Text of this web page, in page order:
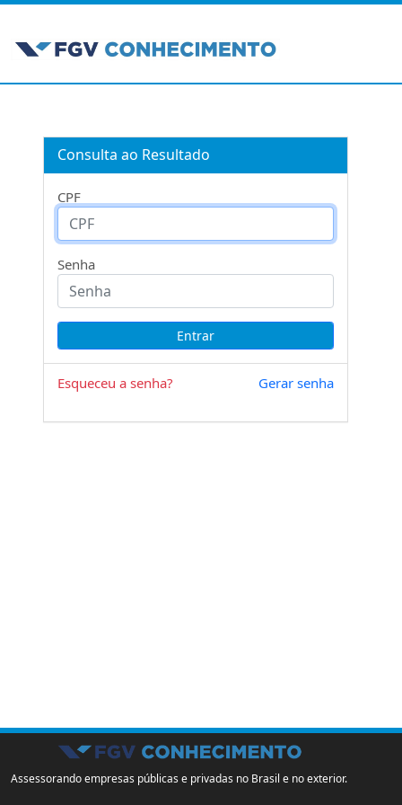
Consulta ao Resultado
CPF
Senha
Esqueceu a senha? Gerar senha
Assessorando empresas públicas e privadas no Brasil e no exterior.